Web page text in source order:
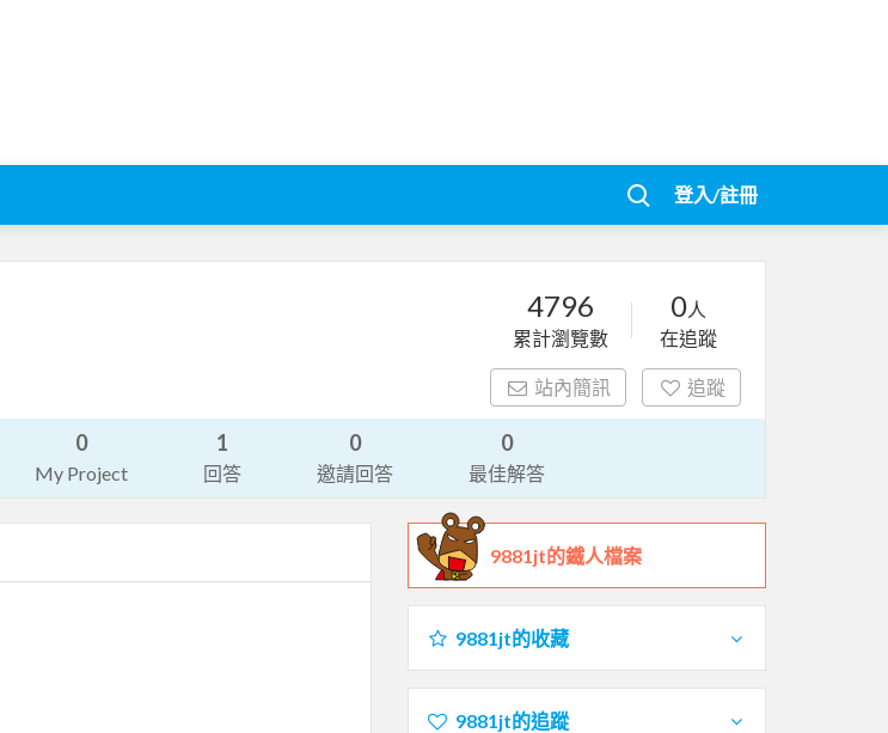
登入/註冊
4796
累計瀏覽數
0人
在追蹤
站內簡訊 追蹤
0
My Project
1
回答
0
邀請回答
0
最佳解答
9881jt的鐵人檔案
9881jt的收藏
9881jt的追蹤